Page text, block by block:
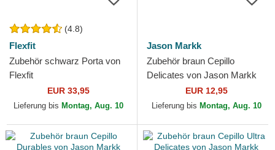
(4.8)
Flexfit
Zubehör schwarz Porta von
Flexfit
EUR 33,95
Lieferung bis Montag, Aug. 10
Jason Markk
Zubehör braun Cepillo
Delicates von Jason Markk
EUR 12,95
Lieferung bis Montag, Aug. 10